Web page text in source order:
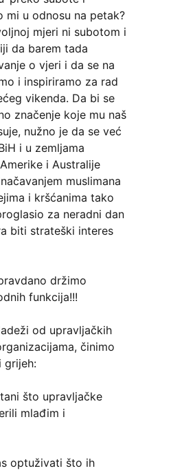
mi u odnosu na petak?
mjeri ni subotom i
da barem tada
o vjeri i da se na
i inspiriramo za rad
vikenda. Da bi se
značenje koje mu naš
nužno je da se već
i u zemljama
i Australije
muslimana
i kršćanima tako
za neradni dan
biti strateški interes
držimo
funkcija!!!
od upravljačkih
činimo
grijeh:
što upravljačke
mlađim i
optuživati što ih